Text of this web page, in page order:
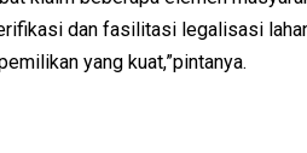
dan fasilitasi legalisasi
yang kuat,”pintanya.